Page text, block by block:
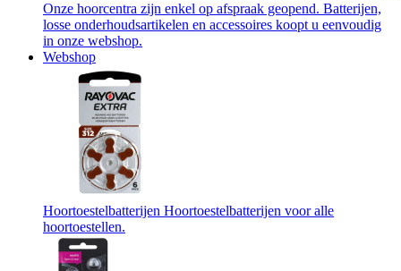
Onze hoorcentra zijn enkel op afspraak geopend. Batterijen,
losse onderhoudsartikelen en accessoires koopt u eenvoudig
in onze webshop.
Webshop
Hoortoestelbatterijen Hoortoestelbatterijen voor alle
hoortoestellen.